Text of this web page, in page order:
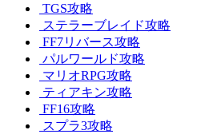
TGS攻略
ステラーブレイド攻略
FF7リバース攻略
パルワールド攻略
マリオRPG攻略
ティアキン攻略
FF16攻略
スプラ3攻略